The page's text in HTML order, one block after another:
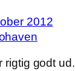
2012
rigtig godt ud.